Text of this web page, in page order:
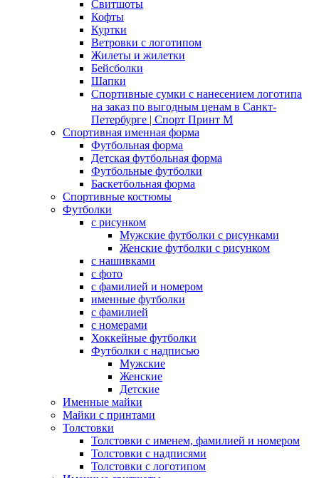
Свитшоты
Кофты
Куртки
Ветровки с логотипом
Жилеты и жилетки
Бейсболки
Шапки
Спортивные сумки с нанесением логотипа
на заказ по выгодным ценам в Санкт-
Петербурге | Спорт Принт М
Спортивная именная форма
Футбольная форма
Детская футбольная форма
Футбольные футболки
Баскетбольная форма
Спортивные костюмы
Футболки
с рисунком
Мужские футболки с рисунками
Женские футболки с рисунком
с нашивками
с фото
с фамилией и номером
именные футболки
с фамилией
с номерами
Хоккейные футболки
Футболки с надписью
Мужские
Женские
Детские
Именные майки
Майки с принтами
Толстовки
Толстовки с именем, фамилией и номером
Толстовки с надписями
Толстовки с логотипом